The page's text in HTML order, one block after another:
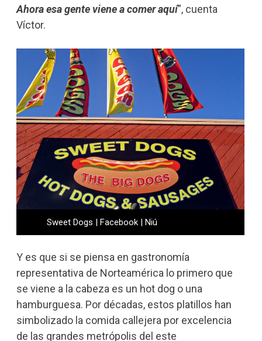
Ahora esa gente viene a comer aquí”, cuenta
Víctor.
Sweet Dogs | Facebook | Niú
Y es que si se piensa en gastronomía
representativa de Norteamérica lo primero que
se viene a la cabeza es un hot dog o una
hamburguesa. Por décadas, estos platillos han
simbolizado la comida callejera por excelencia
de las grandes metrópolis del este